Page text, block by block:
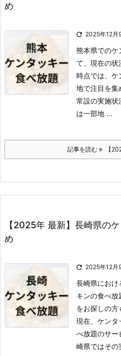
め
 2025年12月
熊本県でのケ
て、現在の状
時点では、ケ
地で注目を集
常設の実施状
は一部地 ...
記事を読む 【
【2025年 最新】長崎県の
め
 2025年12月
長崎県におけ
キンの食べ
をお探しの方
現在、ケンタ
べ放題のサー
崎県ではその